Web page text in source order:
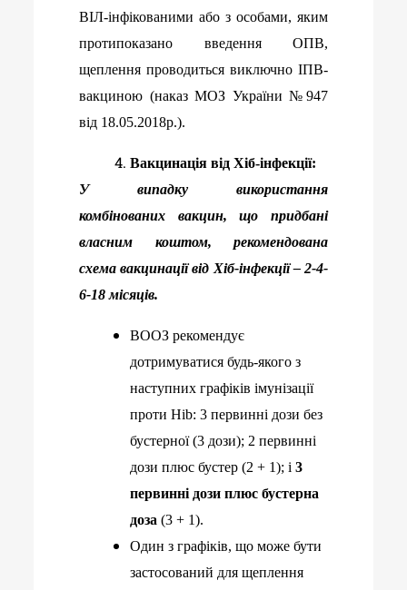
ВІЛ-інфікованими або з особами, яким
протипоказано введення ОПВ,
щеплення проводиться виключно ІПВ-
вакциною (наказ МОЗ України №947
від 18.05.2018р.).
Вакцинація від Хіб-інфекції:
У випадку використання
комбінованих вакцин,що придбані
власним коштом, рекомендована
схема вакцинації від Хіб-інфекції – 2-4-
6-18 місяців.
ВООЗ рекомендує
дотримуватися будь-якого з
наступних графіків імунізації
проти Hib: 3 первинні дози без
бустерної (3 дози); 2 первинні
дози плюс бустер (2 + 1); і3
первинні дози плюс бустерна
доза (3 + 1).
Один з графіків, що може бути
застосований для щеплення